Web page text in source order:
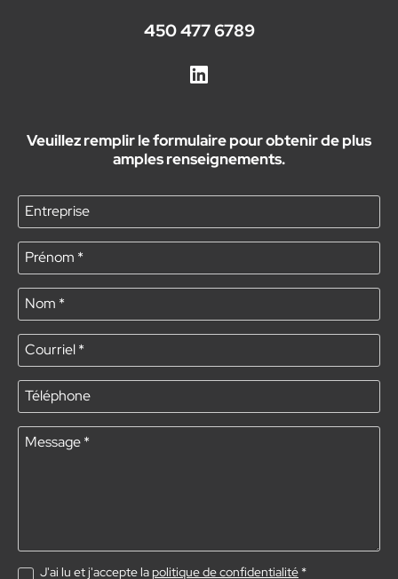
450 477 6789
Veuillez remplir le formulaire pour obtenir de plus
amples renseignements.
Entreprise
Prénom *
Nom *
Courriel*
Téléphone
Message*
J'ai lu et j'accepte lapolitique de confidentialité *